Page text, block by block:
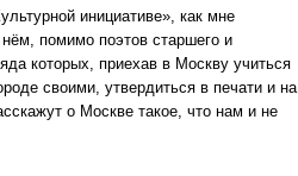
инициативе», как мне
помимо поэтов старшего и
которых, приехав в Москву учиться
своими, утвердиться в печати и на
о Москве такое, что нам и не